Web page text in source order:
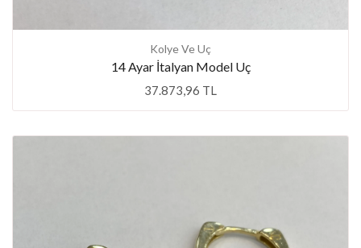
Kolye Ve Uç
14 Ayar İtalyan Model Uç
37.873,96 TL